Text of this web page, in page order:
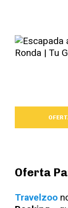
Oferta
Travelzoo